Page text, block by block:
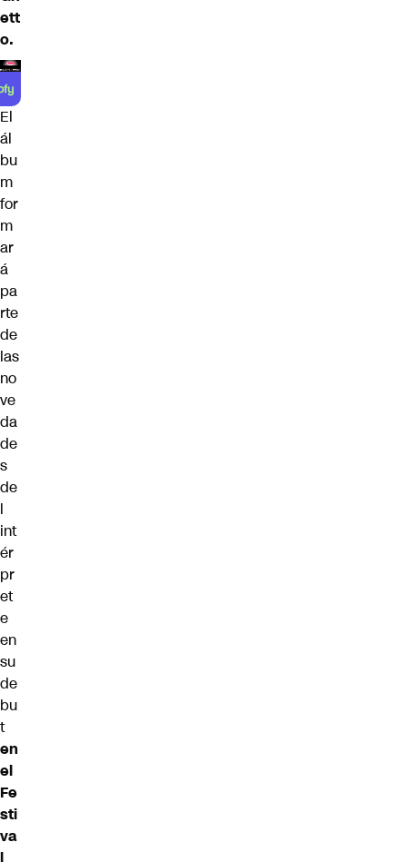
ett
o.
El
ál
bu
m
for
m
ar
á
pa
rte
de
las
no
ve
da
de
s
de
l
int
ér
pr
et
e
en
su
de
bu
t
en
el
Fe
sti
va
l